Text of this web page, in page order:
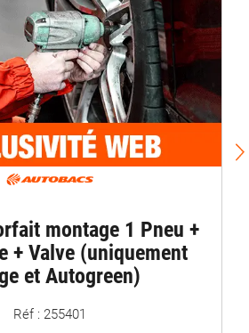
montage 1 Pneu +
+ Valve (uniquement
et Autogreen)
Réf : 255401